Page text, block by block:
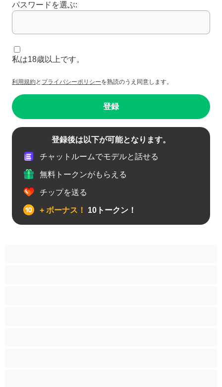
パスワードを選ぶ:
私は18歳以上です。
利用規約と プライバシーポリシーを熟読のうえ同意します。
登録
登録後は以下が可能となります。
チャットルームでモデルと話せる
無料トークンがもらえる
チップを送る
+ ボーナス！ 10トークン！